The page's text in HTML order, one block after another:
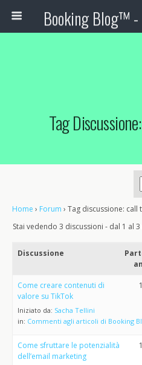
Tag
Home › Forum › Tag discussione: call
Stai vedendo 3 discussioni - dal 1 al
Discussione
Come creare contenuti di
valore su TikTok
Iniziato da: Sacha Tellini
in: Commenti agli articoli di Booking
1
Come sfruttare le potenzialità
dell’email marketing
1